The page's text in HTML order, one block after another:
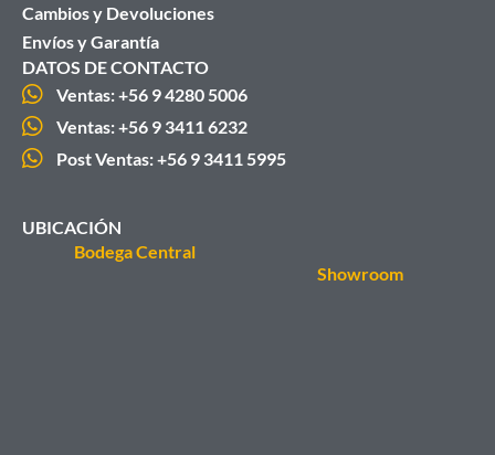
Cambios y Devoluciones
Envíos y Garantía
DATOS DE CONTACTO
Ventas: +56 9 4280 5006
Ventas: +56 9 3411 6232
Post Ventas: +56 9 3411 5995
UBICACIÓN
Bodega Central
Showroom